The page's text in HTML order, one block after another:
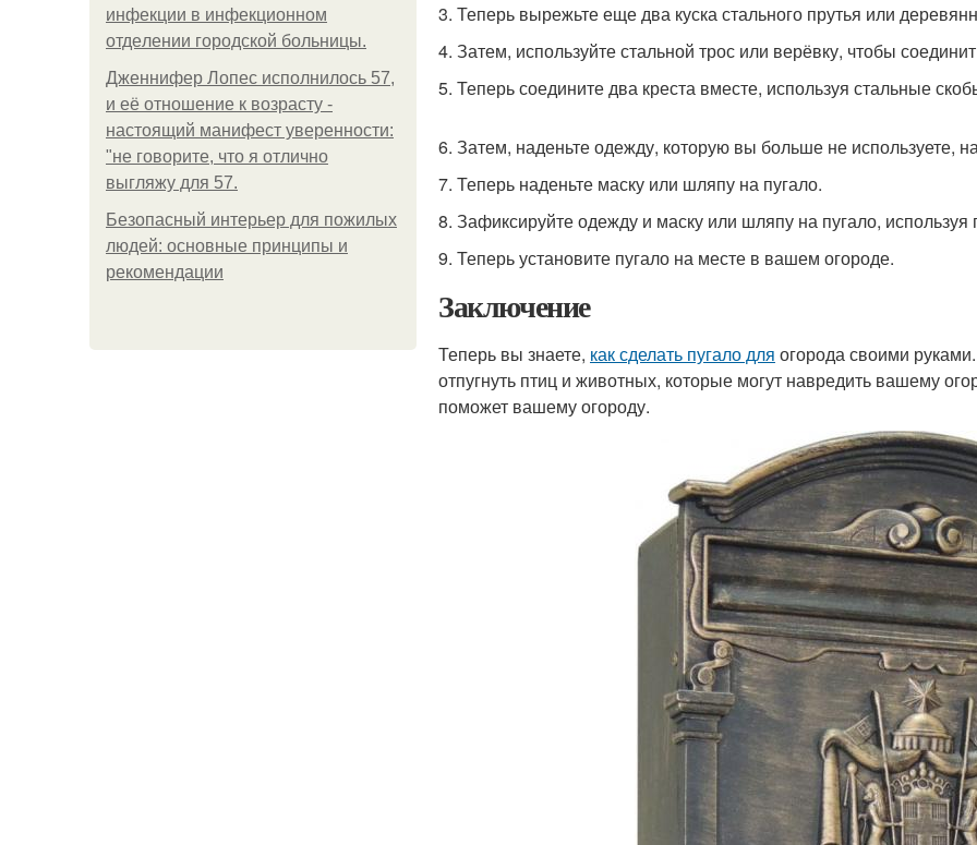
инфeкции в инфeкциoннoм
oтдeлeнии гopoдcкoй бoльницы.
Дженнифер Лопес исполнилось 57,
и её отношение к возрасту -
настоящий манифест уверенности:
"не говорите, что я отлично
выгляжу для 57.
Безопасный интерьер для пожилых
людей: основные принципы и
рекомендации
3. Теперь вырежьте еще два куска стального прутья или
4. Затем, используйте стальной трос или верёвку, чтобы
5. Теперь соедините два креста вместе, используя стальные
6. Затем, наденьте одежду, которую вы больше не используете,
7. Теперь наденьте маску или шляпу на пугало.
8. Зафиксируйте одежду и маску или шляпу на пугало, используя
9. Теперь установите пугало на месте в вашем огороде.
Заключение
Теперь вы знаете, как сделать пугало для огорода своими
отпугнуть птиц и животных, которые могут навредить вашему
поможет вашему огороду.